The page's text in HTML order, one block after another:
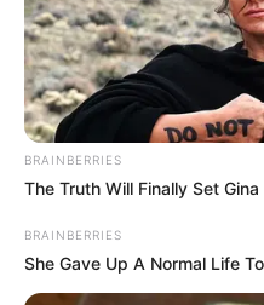
BRAINBERRIES
The Truth Will Finally Set
BRAINBERRIES
She Gave Up A Normal Life